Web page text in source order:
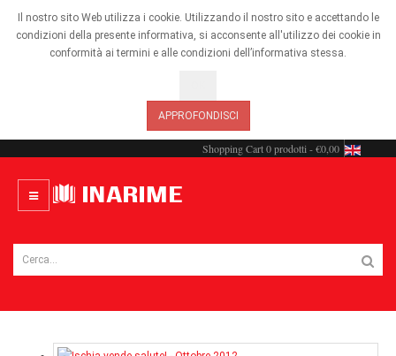
Il nostro sito Web utilizza i cookie. Utilizzando il nostro sito e accettando le
condizioni della presente informativa, si acconsente all'utilizzo dei cookie in
conformità ai termini e alle condizioni dell’informativa stessa.
APPROFONDISCI
Shopping Cart0 prodotti - €0,00